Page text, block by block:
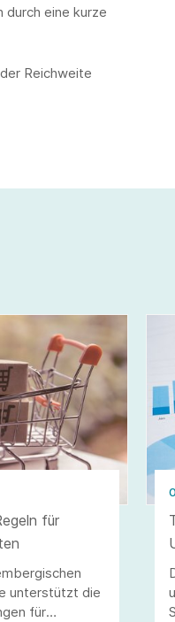
durch eine kurze
Reichweite
für
unterstützt die
für